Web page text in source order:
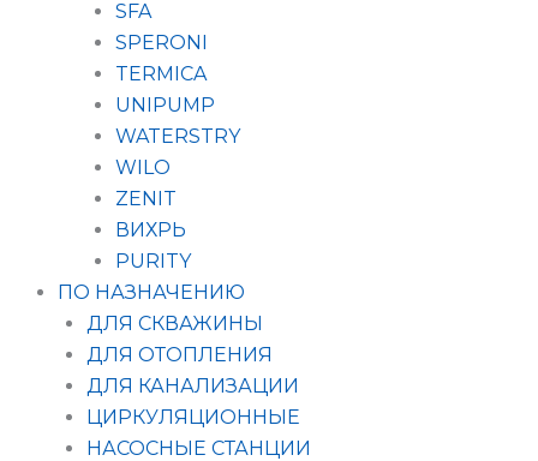
SFA
SPERONI
TERMICA
UNIPUMP
WATERSTRY
WILO
ZENIT
ВИХРЬ
PURITY
ПО НАЗНАЧЕНИЮ
ДЛЯ СКВАЖИНЫ
ДЛЯ ОТОПЛЕНИЯ
ДЛЯ КАНАЛИЗАЦИИ
ЦИРКУЛЯЦИОННЫЕ
НАСОСНЫЕ СТАНЦИИ